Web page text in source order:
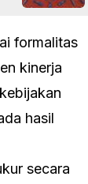
formalitas
kinerja
hasil
secara